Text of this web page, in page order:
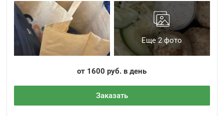
Еще 2 фото
от 1600 руб. в день
Заказать